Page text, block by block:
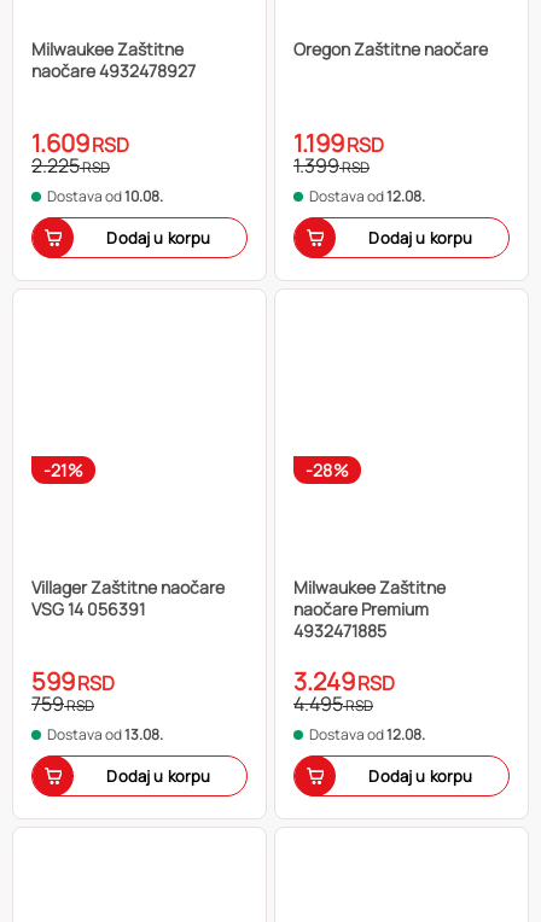
Milwaukee Zaštitne
naočare 4932478927
1.609RSD
2.225RSD
Dostava od10.08.
Dodaj u korpu
Oregon Zaštitne naočare
1.199RSD
1.399RSD
Dostava od12.08.
Dodaj u korpu
-21%
Villager Zaštitne naočare
VSG 14 056391
599RSD
759RSD
Dostava od13.08.
Dodaj u korpu
-28%
Milwaukee Zaštitne
naočare Premium
4932471885
3.249RSD
4.495RSD
Dostava od12.08.
Dodaj u korpu